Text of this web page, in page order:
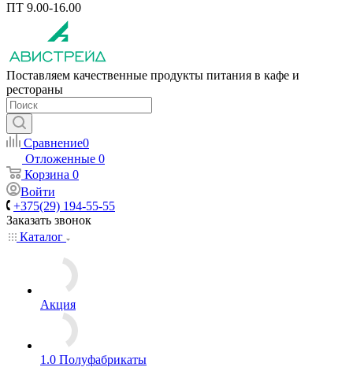
ПТ 9.00-16.00
Поставляем качественные продукты питания в кафе и
рестораны
Сравнение0
Отложенные 0
Корзина 0
Войти
+375(29) 194-55-55
Заказать звонок
Каталог
Акция
1.0 Полуфабрикаты